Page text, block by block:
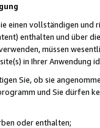
einen vollständigen
enthalten und über
müssen
in Ihrer Anwendung
Sie, ob sie
und Sie dürfen
oder enthalten;